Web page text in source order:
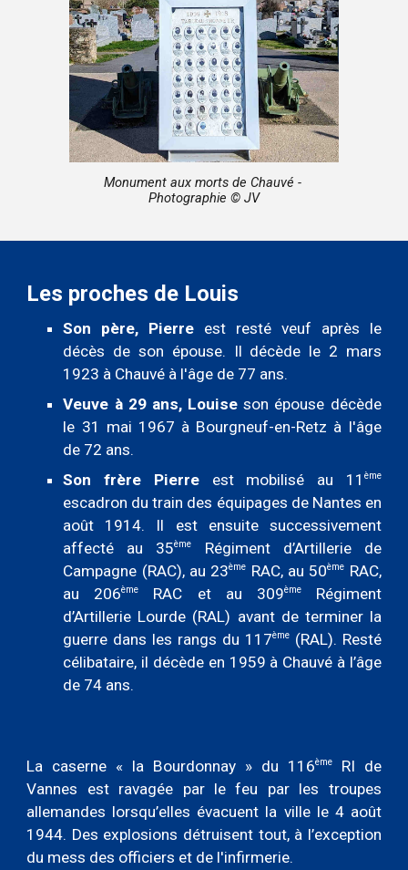
Monument aux morts de Chauvé -
Photographie © JV
Les proches de Louis
Son père, Pierre est resté veuf après le
décès de son épouse. Il décède le 2 mars
1923 à Chauvé à l'âge de 77 ans.
Veuve à 29 ans, Louise son épouse décède
le 31 mai 1967 à Bourgneuf-en-Retz à l'âge
de 72 ans.
Son frère Pierreest mobilisé au 11 ème
escadron du train des équipages de Nantes en
août 1914. Il est ensuite successivement
affecté au 35ème
Régiment d’Artillerie de
Campagne (RAC), au 23ème RAC, au 50ème RAC,
au 206ème RAC et au 309èmeRégiment
d’Artillerie Lourde (RAL) avant de terminer la
guerre dans les rangs du 117ème(RAL). Resté
célibataire, il décède en 1959 à Chauvé à l’âge
de 74 ans.
La caserne « la Bourdonnay » du 116èmeRI de
Vannes est ravagée par le feu par les troupes
allemandes lorsqu’elles évacuent la ville le 4 août
1944. Des explosions détruisent tout, à l’exception
du mess des officiers et de l'infirmerie.